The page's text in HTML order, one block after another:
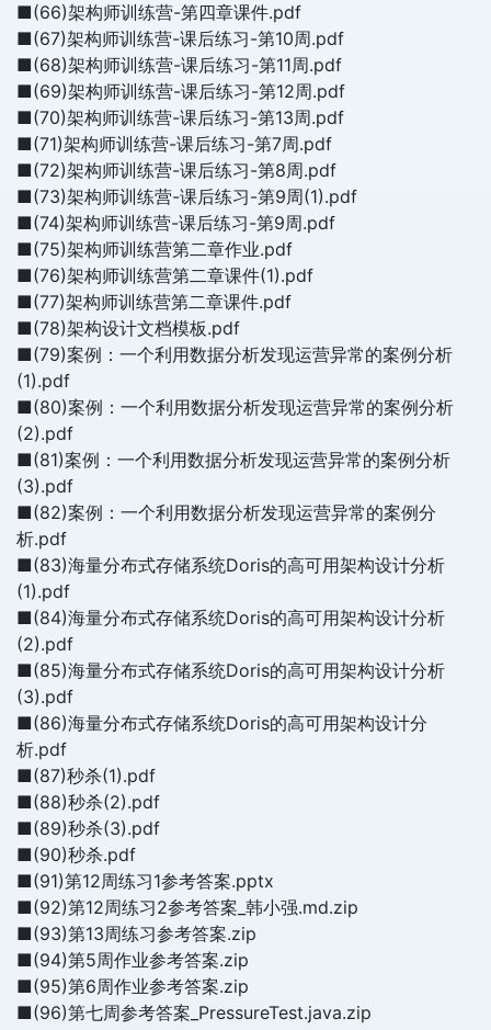
■(66)架构师训练营-第四章课件.pdf
■(67)架构师训练营-课后练习-第10周.pdf
■(68)架构师训练营-课后练习-第11周.pdf
■(69)架构师训练营-课后练习-第12周.pdf
■(70)架构师训练营-课后练习-第13周.pdf
■(71)架构师训练营-课后练习-第7周.pdf
■(72)架构师训练营-课后练习-第8周.pdf
■(73)架构师训练营-课后练习-第9周(1).pdf
■(74)架构师训练营-课后练习-第9周.pdf
■(75)架构师训练营第二章作业.pdf
■(76)架构师训练营第二章课件(1).pdf
■(77)架构师训练营第二章课件.pdf
■(78)架构设计文档模板.pdf
■(79)案例：一个利用数据分析发现运营异常的案例分析
(1).pdf
■(80)案例：一个利用数据分析发现运营异常的案例分析
(2).pdf
■(81)案例：一个利用数据分析发现运营异常的案例分析
(3).pdf
■(82)案例：一个利用数据分析发现运营异常的案例分
析.pdf
■(83)海量分布式存储系统Doris的高可用架构设计分析
(1).pdf
■(84)海量分布式存储系统Doris的高可用架构设计分析
(2).pdf
■(85)海量分布式存储系统Doris的高可用架构设计分析
(3).pdf
■(86)海量分布式存储系统Doris的高可用架构设计分
析.pdf
■(87)秒杀(1).pdf
■(88)秒杀(2).pdf
■(89)秒杀(3).pdf
■(90)秒杀.pdf
■(91)第12周练习1参考答案.pptx
■(92)第12周练习2参考答案_韩小强.md.zip
■(93)第13周练习参考答案.zip
■(94)第5周作业参考答案.zip
■(95)第6周作业参考答案.zip
■(96)第七周参考答案_PressureTest.java.zip